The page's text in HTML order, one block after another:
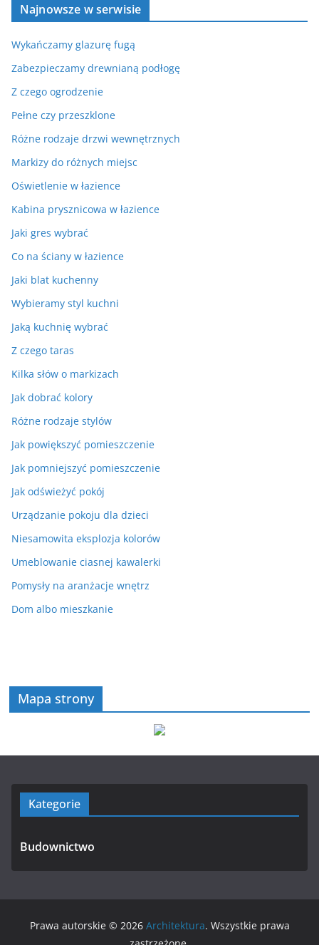
Najnowsze w serwisie
Wykańczamy glazurę fugą
Zabezpieczamy drewnianą podłogę
Z czego ogrodzenie
Pełne czy przeszklone
Różne rodzaje drzwi wewnętrznych
Markizy do różnych miejsc
Oświetlenie w łazience
Kabina prysznicowa w łazience
Jaki gres wybrać
Co na ściany w łazience
Jaki blat kuchenny
Wybieramy styl kuchni
Jaką kuchnię wybrać
Z czego taras
Kilka słów o markizach
Jak dobrać kolory
Różne rodzaje stylów
Jak powiększyć pomieszczenie
Jak pomniejszyć pomieszczenie
Jak odświeżyć pokój
Urządzanie pokoju dla dzieci
Niesamowita eksplozja kolorów
Umeblowanie ciasnej kawalerki
Pomysły na aranżacje wnętrz
Dom albo mieszkanie
Mapa strony
Kategorie
Budownictwo
Prawa autorskie © 2026 Architektura. Wszystkie prawa